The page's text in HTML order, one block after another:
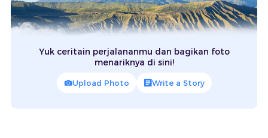
Yuk ceritain perjalananmu dan bagikan foto
menariknya di sini!
Upload Photo Write a Story